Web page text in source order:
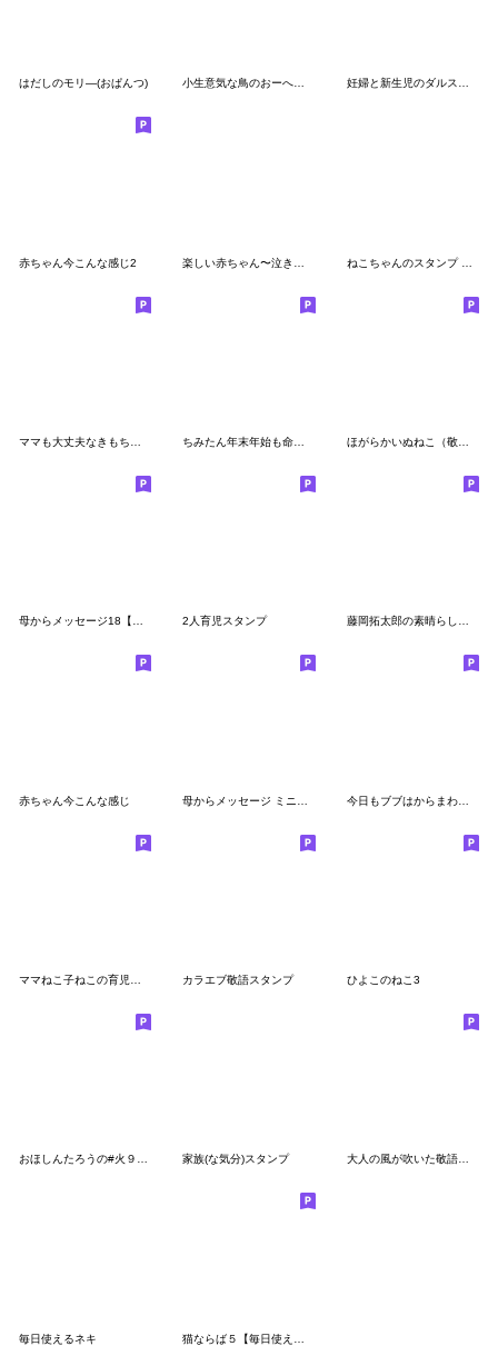
はだしのモリ―(おぱんつ) 小生意気な鳥のおーへい６夏 妊婦と新生児のダルスタンプ
赤ちゃん今こんな感じ2
ほがらかいぬねこ（敬語）
母からメッセージ18【梅雨〜夏】 2人育児スタンプ 藤岡拓太郎の素晴らしいスタンプ
赤ちゃん今こんな感じ 今日もブブはからまわり。
カラエブ敬語スタンプ ひよこのねこ3
おほしんたろうの#火９スタンプ 第1弾 家族(な気分)スタンプ 大人の風が吹いた敬語のマルちゃんたち4
毎日使えるネキ